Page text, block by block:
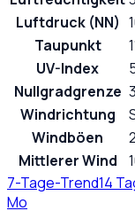
Luftdruck (NN)
Taupunkt
UV-Index
Nullgradgrenze
Windrichtung
Windböen
Mittlerer Wind
7-Tage-Trend14
Mo